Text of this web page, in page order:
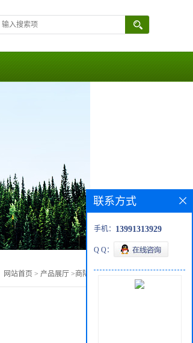
网站首页 > 产品展厅 >商陆提取物 浓缩粉
联系方式
手机： 13991313929
Q Q：